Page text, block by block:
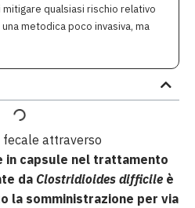
mitigare qualsiasi rischio relativo
metodica poco invasiva, ma
attraverso
in capsule nel trattamento
da Clostridioides difficile è
la somministrazione per via